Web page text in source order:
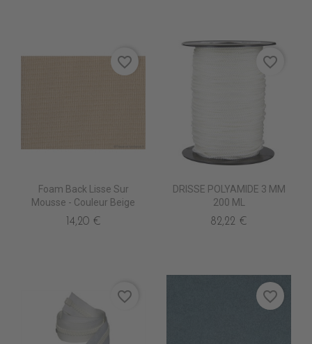
Foam Back Lisse Sur
Mousse - Couleur Beige
14,20 €
favorite_border
DRISSE POLYAMIDE 3 MM
200 ML
82,22 €
favorite_border
favorite_border favorite_border